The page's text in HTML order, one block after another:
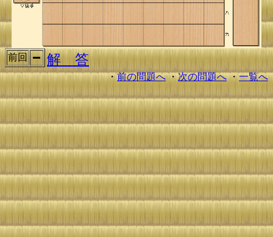
前回 解 答
・前の問題へ・次の問題へ・一覧へ